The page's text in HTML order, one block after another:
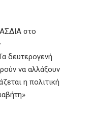
στο
δευτερογενή
να αλλάξουν
η πολιτική